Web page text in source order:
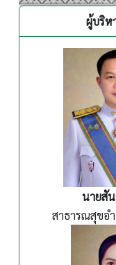
ผู้บริห
นายสั
สาธารณสุขอ